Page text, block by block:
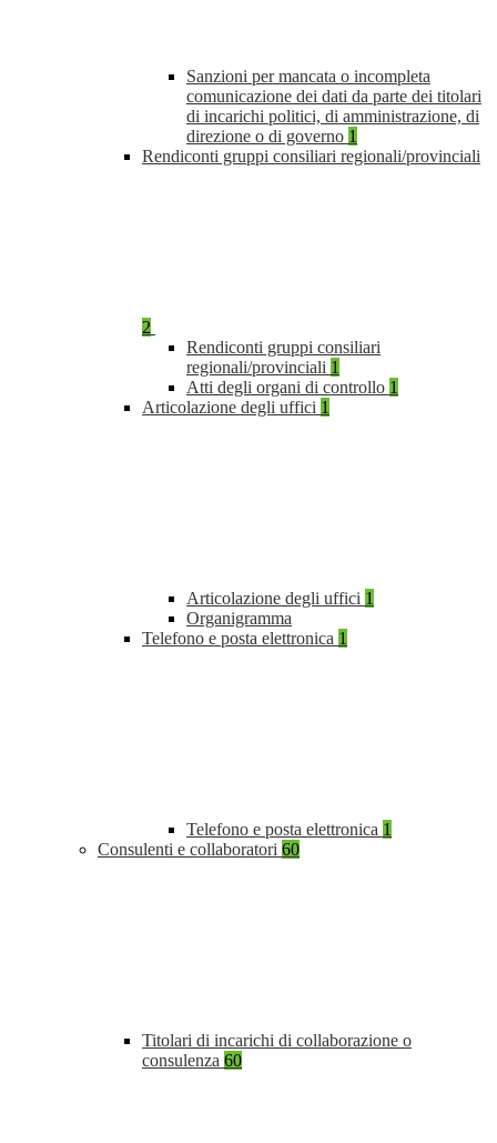
Sanzioni per mancata o incompleta
comunicazione dei dati da parte dei titolari
di incarichi politici, di amministrazione, di
direzione o di governo 1
Rendiconti gruppi consiliari regionali/provinciali
2
Rendiconti gruppi consiliari
regionali/provinciali 1
Atti degli organi di controllo 1
Articolazione degli uffici 1
Articolazione degli uffici 1
Organigramma
Telefono e posta elettronica 1
Telefono e posta elettronica 1
Consulenti e collaboratori 60
Titolari di incarichi di collaborazione o
consulenza 60